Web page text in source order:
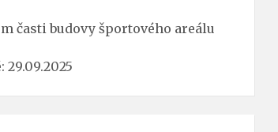
časti budovy športového areálu
29.09.2025